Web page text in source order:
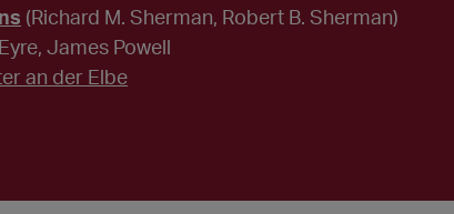
(Richard M. Sherman, Robert B. Sherman)
James Powell
an der Elbe